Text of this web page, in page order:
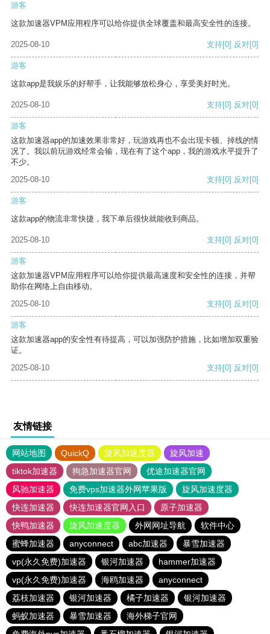
游客
这款加速器VPM应用程序可以给你提供全球覆盖和最高安全性的连接。
2025-08-10 支持[0] 反对[0]
游客
这款app是我娱乐的好帮手，让我能够放松身心，享受美好时光。
2025-08-10 支持[0] 反对[0]
游客
这款加速器app的加速效果非常好，玩游戏再也不会出现卡顿、掉线的情
况了。我以前玩游戏经常会输，现在有了这个app，我的游戏水平提升了
不少。
2025-08-10
支持[0] 反对[0]
游客
这款app的物流非常快捷，我下单后很快就能收到商品。
2025-08-10 支持[0] 反对[0]
游客
这款加速器VPM应用程序可以给你提供最高速度和安全性的连接，并帮
助你在网络上自由移动。
2025-08-10
支持[0] 反对[0]
游客
这款加速器app的安全性有待提高，可以加强防护措施，比如增加双重验
证。
2025-08-10
支持[0] 反对[0]
友情链接
网站地图 QuickQ 旋风加速度器
旋风加速
tiktok加速器
狗急加速器官网
优途加速器官网
风驰加速器
免费vps加速器外网苹果版
旋风加速度器
快连加速器
快连加速器官网入口
原子加速器
快鸭加速器
旋风加速度器 外网网址导航
软件中心
蜜蜂加速器
anyconnect abc加速器
暴雪加速器
vp(永久免费)加速器
银河加速器
hammer加速器
vp(永久免费)加速器
海鸥加速器
anyconnect
荔枝加速器
银河加速器 橘子加速器
银河加速器
蚂蚁加速器
暴雪加速器
海外梯子官网